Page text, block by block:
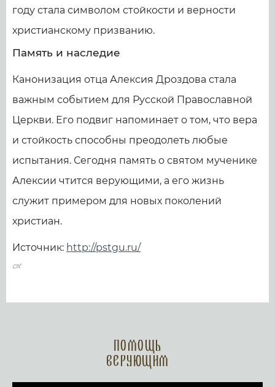
году стала символом стойкости и верности
христианскому призванию.
Память и наследие
Канонизация отца Алексия Дроздова стала
важным событием для Русской Православной
Церкви. Его подвиг напоминает о том, что вера
и стойкость способны преодолеть любые
испытания. Сегодня память о святом мученике
Алексии чтится верующими, а его жизнь
служит примером для новых поколений
христиан.
Источник: http://pstgu.ru/
Помощь
верующим